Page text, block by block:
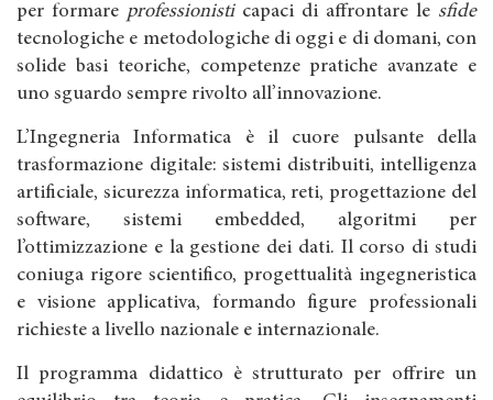
per formare professionisticapaci di affrontare le sfide
tecnologiche e metodologiche di oggi e di domani, con
solide basi teoriche, competenze pratiche avanzate e
uno sguardo sempre rivolto all’innovazione.
L’Ingegneria Informatica è il cuore pulsante della
trasformazione digitale: sistemi distribuiti, intelligenza
artificiale, sicurezza informatica, reti, progettazione del
software, sistemi embedded, algoritmi per
l’ottimizzazione e la gestione dei dati. Il corso di studi
coniuga rigore scientifico, progettualità ingegneristica
e visione applicativa, formando figure professionali
richieste a livello nazionale e internazionale.
Il programma didattico è strutturato per offrire un